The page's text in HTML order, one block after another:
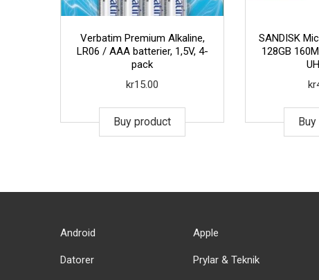
Verbatim Premium Alkaline,
LR06 / AAA batterier, 1,5V, 4-
pack
kr15.00
Buy product
SANDISK
128GB
kr
Android Apple
Datorer Prylar & Teknik